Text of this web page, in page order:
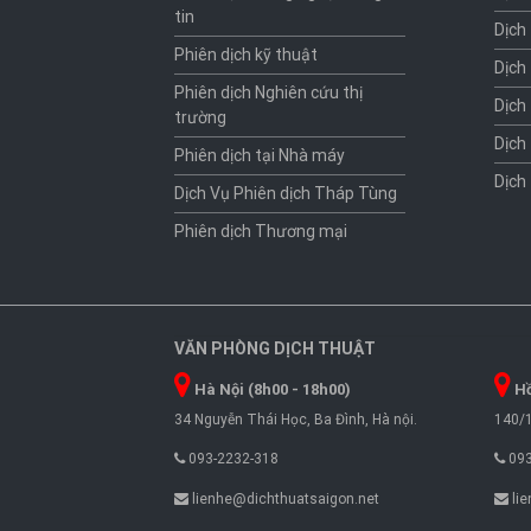
tin
Phiên dịch kỹ thuật
Phiên dịch Nghiên cứu thị
trường
Phiên dịch tại Nhà máy
Dịch Vụ Phiên dịch Tháp Tùng
Phiên dịch Thương mại
VĂN PHÒNG DỊCH THUẬT
Hà Nội (8h00 - 18h00)
34 Nguyễn Thái Học, Ba Đình, Hà nội.
093-2232-318
lienhe@dichthuatsaigon.net
140/